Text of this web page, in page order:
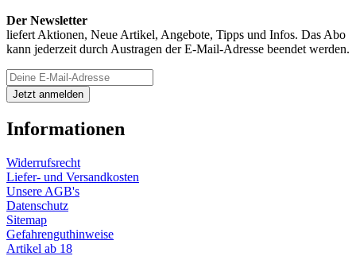
Der Newsletter
liefert Aktionen, Neue Artikel, Angebote, Tipps und Infos. Das Abo
kann jederzeit durch Austragen der E-Mail-Adresse beendet werden.
Informationen
Widerrufsrecht
Liefer- und Versandkosten
Unsere AGB's
Datenschutz
Sitemap
Gefahrenguthinweise
Artikel ab 18